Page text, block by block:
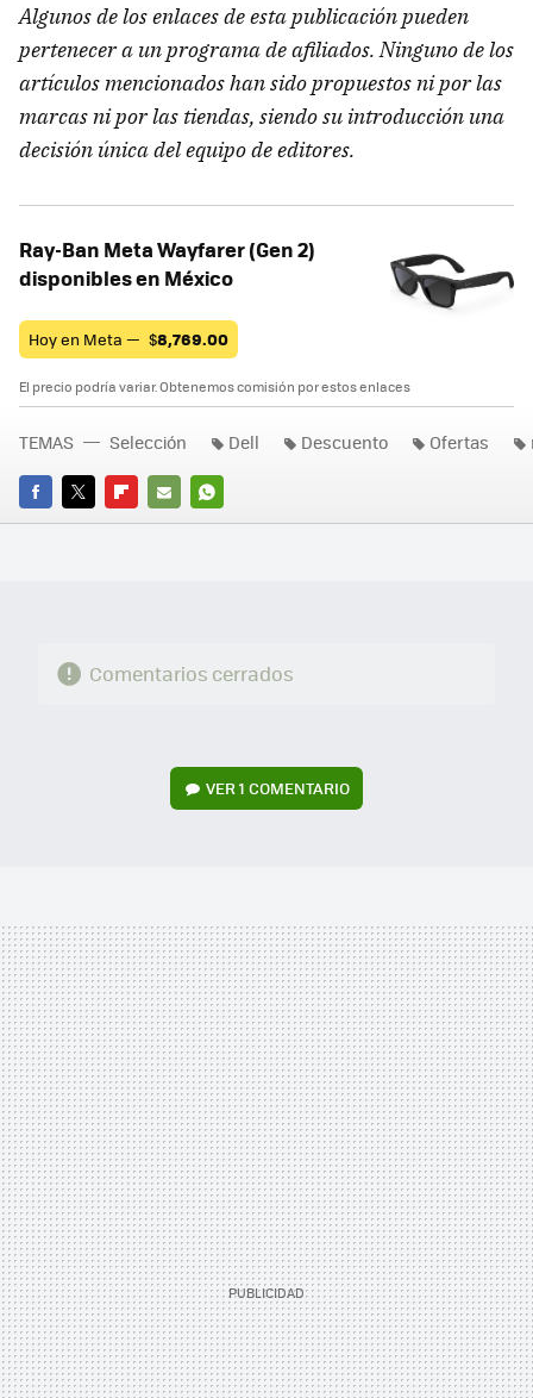
Algunos de los enlaces de esta publicación pueden
pertenecer a un programa de afiliados. Ninguno de los
artículos mencionados han sido propuestos ni por las
marcas ni por las tiendas, siendo su introducción una
decisión única del equipo de editores.
Ray-Ban Meta Wayfarer (Gen 2)
disponibles en México
Hoy en Meta — $8,769.00
El precio podría variar. Obtenemos comisión por estos enlaces
FACEBOOK
TWITTERFLIPBOARD
E-
WHATSAPP
TEMAS Selección Dell Descuento Ofertas
Comentarios cerrados
VER1 COMENTARIO